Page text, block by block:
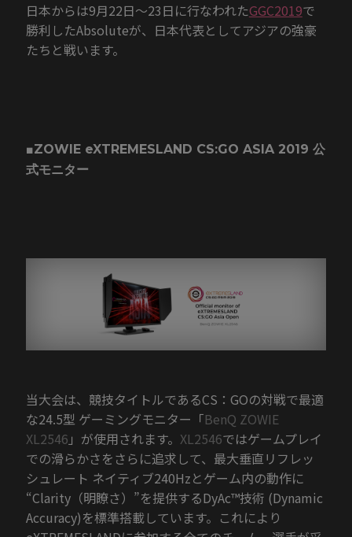
日本からは9月22日～23日に行なわれたGGC2019で
勝利したAbsoluteが、日本代表としてアジアの強豪
たちと戦います。
■ZOWIE eXTREMESLAND CS:GO ASIA 2019 公
式モニター
当大会は、競技タイトルであるCS：GOの対戦で最適
な24.5型 ゲーミングモニター「BenQ ZOWIE
XL2546 」が使用されます。 XL2546ではゲームプレイ
での滑らかさをさらに追求して、最大垂直リフレッ
シュレート ネイティブ240Hzとゲーム内の動作に
“Clarity（明瞭さ）”を提供するDyAc™技術 (Dynamic
Accuracy)を標準搭載しています。これにより